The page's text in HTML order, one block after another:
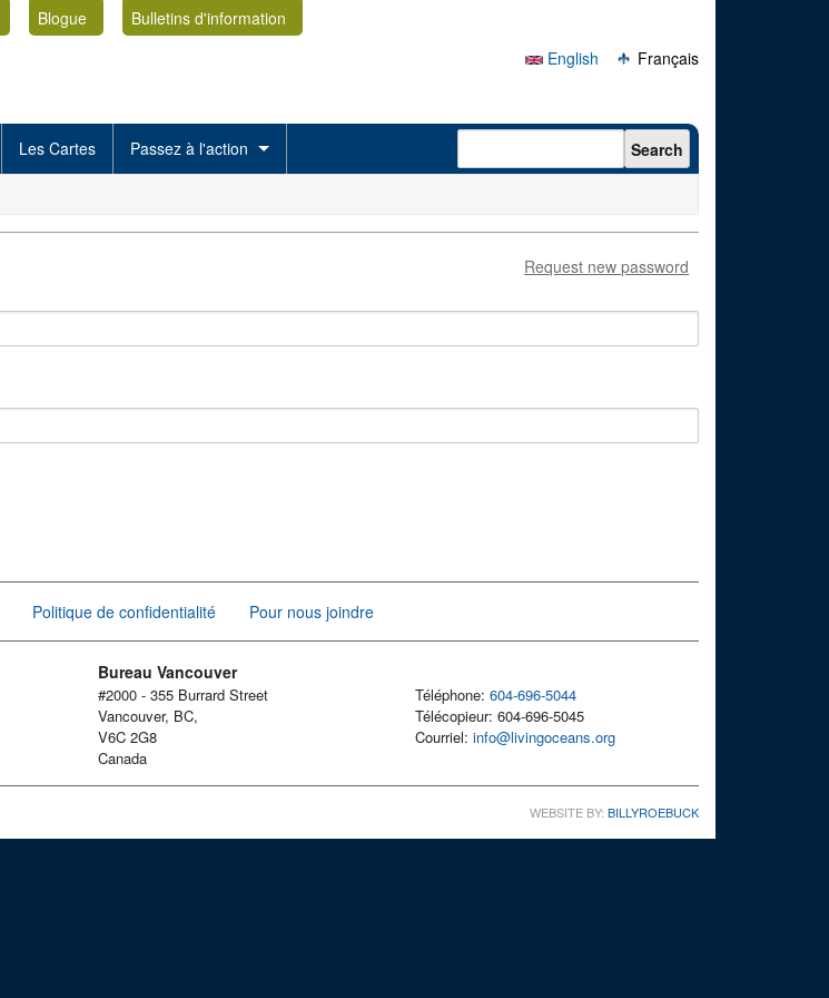
Blogue
Bulletins d'information
English
Français
Les Cartes Passez à l'action Search form Search
Request new password
Politique de confidentialité Pour nous joindre
Bureau Vancouver
#2000 - 355 Burrard Street
Vancouver, BC,
V6C 2G8
Canada
Téléphone: 604-696-5044
Télécopieur: 604-696-5045
Courriel: info@livingoceans.org
WEBSITE BY: BILLYROEBUCK